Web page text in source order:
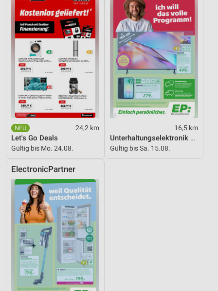
24,2 km
Let's Go Deals
Gültig bis Mo. 24.08.
16,5 km
Unterhaltungselektronik 08/2026
Gültig bis Sa. 15.08.
ElectronicPartner
Funktional
Werbung